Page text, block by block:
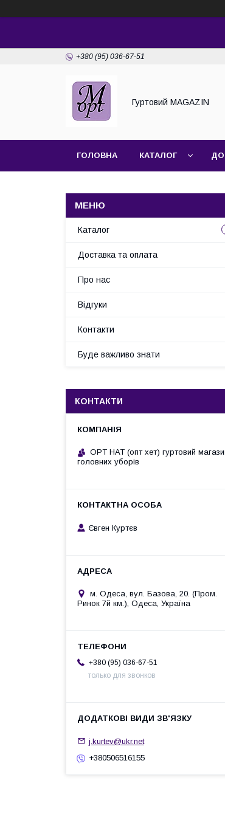
+380 (95) 036-67-51
Гуртовий MAGAZIN
ГОЛОВНА КАТАЛОГ
Каталог
Доставка та оплата
Про нас
Відгуки
Контакти
Буде важливо знати
КОНТАКТИ
OPT HAT (опт хет) гуртовий
головних уборів
Євген Куртєв
м. Одеса, вул. Базова, 20. (Пром.
Ринок 7й км.), Одеса, Україна
+380 (95) 036-67-51
только для звонков
j.kurtev@ukr.net
+380506516155